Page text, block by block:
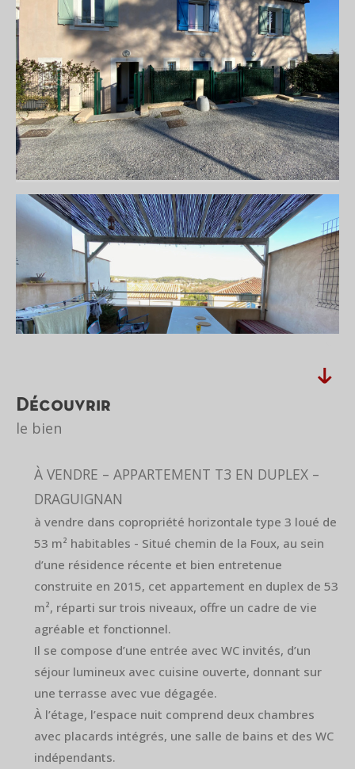
découvrir
le bien
À VENDRE – APPARTEMENT T3 EN DUPLEX –
DRAGUIGNAN
à vendre dans copropriété horizontale type 3 loué de
53 m² habitables - Situé chemin de la Foux, au sein
d’une résidence récente et bien entretenue
construite en 2015, cet appartement en duplex de 53
m², réparti sur trois niveaux, offre un cadre de vie
agréable et fonctionnel.
Il se compose d’une entrée avec WC invités, d’un
séjour lumineux avec cuisine ouverte, donnant sur
une terrasse avec vue dégagée.
À l’étage, l’espace nuit comprend deux chambres
avec placards intégrés, une salle de bains et des WC
indépendants.